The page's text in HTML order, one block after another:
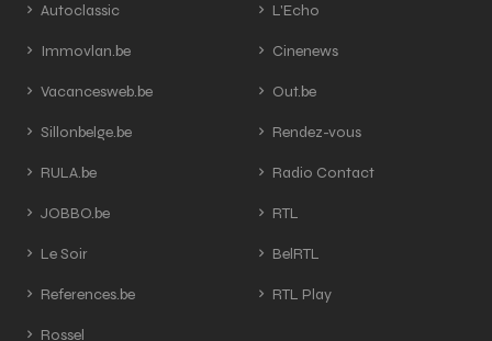
Autoclassic
Immovlan.be
Vacancesweb.be
Sillonbelge.be
RULA.be
JOBBO.be
Le Soir
References.be
Rossel
L'Echo
Cinenews
Out.be
Rendez-vous
Radio Contact
RTL
BelRTL
RTL Play